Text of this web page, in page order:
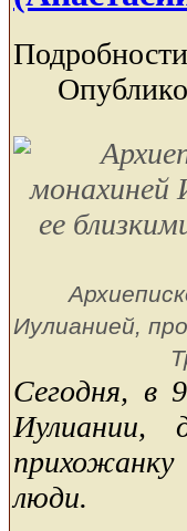
Подробности
Иулианией,
Сегодня, в
Иулиании,
люди.